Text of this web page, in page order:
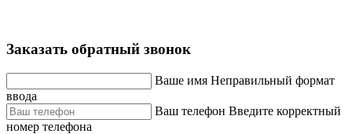
Заказать обратный звонок
Ваше имя Неправильный формат
ввода
Ваш телефон Введите корректный
номер телефона